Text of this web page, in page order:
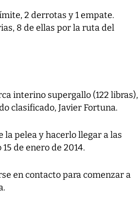
2 derrotas y 1 empate.
8 de ellas por la ruta del
interino supergallo (122 libras),
clasificado, Javier Fortuna.
pelea y hacerlo llegar a las
de enero de 2014.
en contacto para comenzar a